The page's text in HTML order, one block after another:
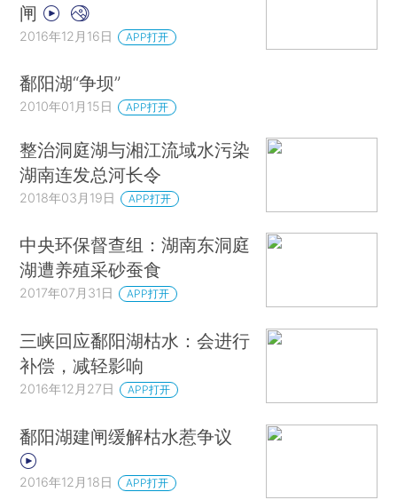
闸
2016年12月16日 APP打开
鄱阳湖“争坝”
2010年01月15日 APP打开
整治洞庭湖与湘江流域水污染
湖南连发总河长令
2018年03月19日 APP打开
中央环保督查组：湖南东洞庭
湖遭养殖采砂蚕食
2017年07月31日 APP打开
三峡回应鄱阳湖枯水：会进行
补偿，减轻影响
2016年12月27日 APP打开
鄱阳湖建闸缓解枯水惹争议
2016年12月18日 APP打开